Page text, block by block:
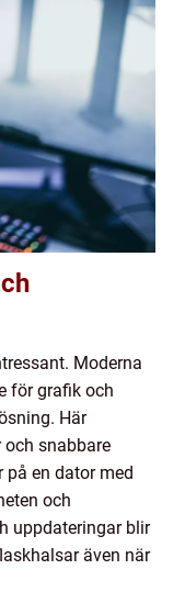
Moderna
för grafik och
Här
och snabbare
på en dator med
och
uppdateringar blir
även när